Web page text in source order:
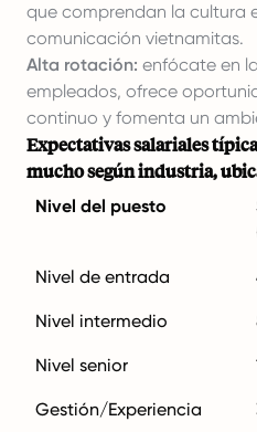
que comprendan la cultura
comunicación vietnamitas.
Alta rotación: enfócate en
empleados, ofrece
continuo y fomenta un
Expectativas salariales
mucho según industria,
Nivel del puesto
Nivel de entrada
Nivel intermedio
Nivel senior
Gestión/Experiencia